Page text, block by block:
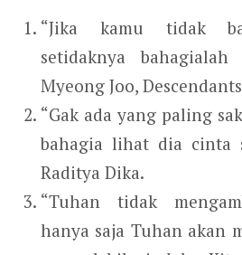
“Jika kamu tidak
setidaknya
Myeong Joo,
“Gak ada yang paling
bahagia lihat dia cinta
Raditya Dika.
“Tuhan tidak
hanya saja Tuhan akan